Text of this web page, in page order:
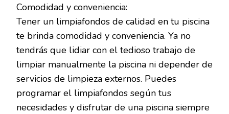
Comodidad y conveniencia:
Tener un limpiafondos de calidad en tu piscina
te brinda comodidad y conveniencia. Ya no
tendrás que lidiar con el tedioso trabajo de
limpiar manualmente la piscina ni depender de
servicios de limpieza externos. Puedes
programar el limpiafondos según tus
necesidades y disfrutar de una piscina siempre